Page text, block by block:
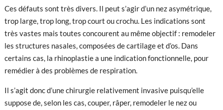
Ces défauts sont très divers. Il peut s’agir d’un nez asymétrique,
trop large, trop long, trop court ou crochu. Les indications sont
très vastes mais toutes concourent au même objectif : remodeler
les structures nasales, composées de cartilage et d’os. Dans
certains cas, la rhinoplastie a une indication fonctionnelle, pour
remédier à des problèmes de respiration.
Il s’agit donc d’une chirurgie relativement invasive puisqu’elle
suppose de, selon les cas, couper, râper, remodeler le nez ou